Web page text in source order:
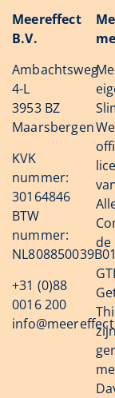
Meereffect
B.V.
Ambachtsweg
4-L
3953 BZ
Maarsbergen
KVK
nummer:
30164846
BTW
nummer:
NL808850039B01
+31 (0)88
0016 200
de